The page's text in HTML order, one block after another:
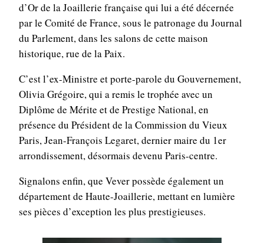
d’Or de la Joaillerie française qui lui a été décernée
par le Comité de France, sous le patronage du Journal
du Parlement, dans les salons de cette maison
historique, rue de la Paix.
C’est l’ex-Ministre et porte-parole du Gouvernement,
Olivia Grégoire, qui a remis le trophée avec un
Diplôme de Mérite et de Prestige National, en
présence du Président de la Commission du Vieux
Paris, Jean-François Legaret, dernier maire du 1er
arrondissement, désormais devenu Paris-centre.
Signalons enfin, que Vever possède également un
département de Haute-Joaillerie, mettant en lumière
ses pièces d’exception les plus prestigieuses.